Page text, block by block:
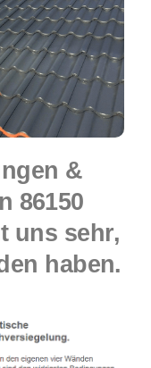
&
86150
uns sehr,
haben.